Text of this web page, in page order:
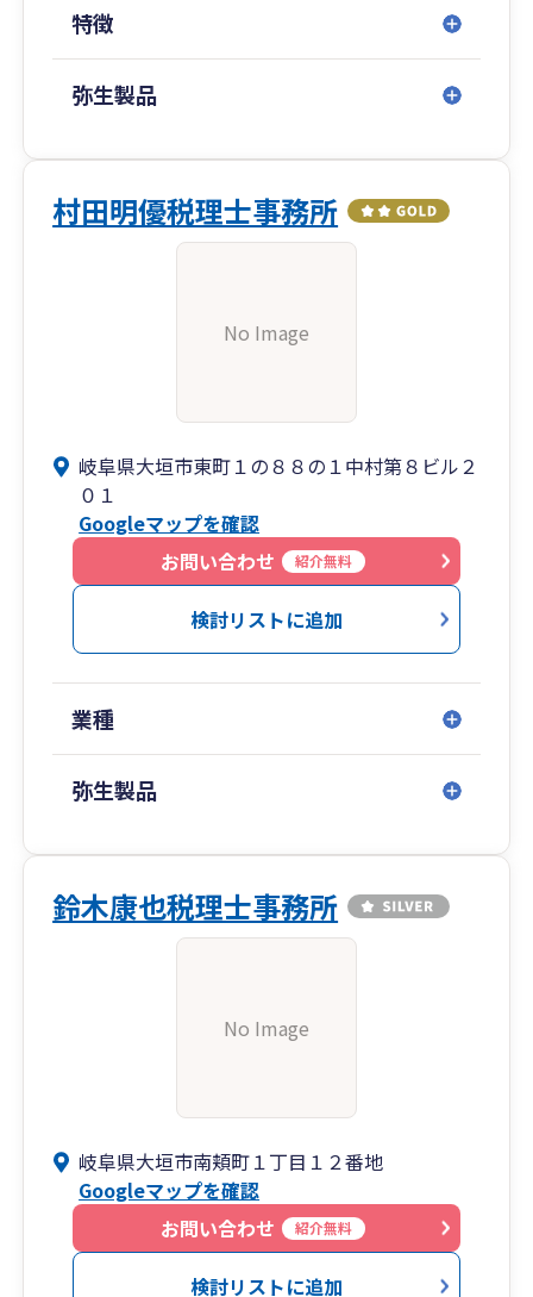
特徴
弥生製品
村田明優税理士事務所
No Image
岐阜県大垣市東町１の８８の１中村第８ビル２
０１
Googleマップを確認
お問い合わせ
紹介無料
検討リストに追加
業種
弥生製品
鈴木康也税理士事務所
No Image
岐阜県大垣市南頬町１丁目１２番地
Googleマップを確認
お問い合わせ
紹介無料
検討リストに追加